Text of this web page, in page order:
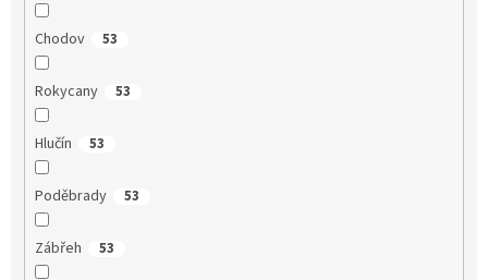
Chodov 53
Rokycany 53
Hlučín 53
Poděbrady 53
Zábřeh 53